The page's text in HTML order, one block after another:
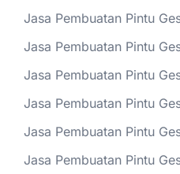
Jasa Pembuatan Pintu
Jasa Pembuatan Pintu
Jasa Pembuatan Pintu
Jasa Pembuatan Pintu
Jasa Pembuatan Pintu
Jasa Pembuatan Pintu